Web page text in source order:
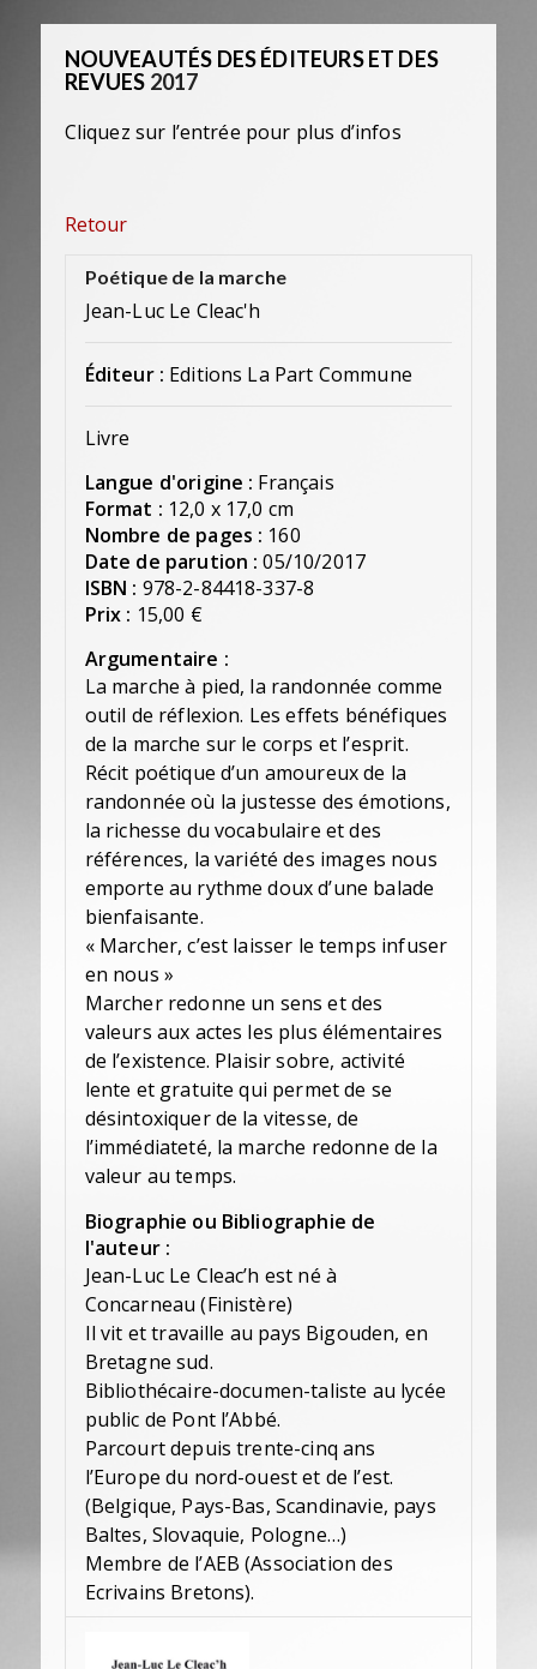
NOUVEAUTÉS DES ÉDITEURS ET DES
REVUES 2017
Cliquez sur l’entrée pour plus d’infos
Retour
Poétique de la marche
Jean-Luc Le Cleac'h
Éditeur : Editions La Part Commune
Livre
Langue d'origine : Français
Format : 12,0 x 17,0 cm
Nombre de pages : 160
Date de parution : 05/10/2017
ISBN : 978-2-84418-337-8
Prix : 15,00 €
Argumentaire :
La marche à pied, la randonnée comme
outil de réflexion. Les effets bénéfiques
de la marche sur le corps et l’esprit.
Récit poétique d’un amoureux de la
randonnée où la justesse des émotions,
la richesse du vocabulaire et des
références, la variété des images nous
emporte au rythme doux d’une balade
bienfaisante.
« Marcher, c’est laisser le temps infuser
en nous »
Marcher redonne un sens et des
valeurs aux actes les plus élémentaires
de l’existence. Plaisir sobre, activité
lente et gratuite qui permet de se
désintoxiquer de la vitesse, de
l’immédiateté, la marche redonne de la
valeur au temps.
Biographie ou Bibliographie de
l'auteur :
Jean-Luc Le Cleac’h est né à
Concarneau (Finistère)
Il vit et travaille au pays Bigouden, en
Bretagne sud.
Bibliothécaire-documen-taliste au lycée
public de Pont l’Abbé.
Parcourt depuis trente-cinq ans
l’Europe du nord-ouest et de l’est.
(Belgique, Pays-Bas, Scandinavie, pays
Baltes, Slovaquie, Pologne…)
Membre de l’AEB (Association des
Ecrivains Bretons).